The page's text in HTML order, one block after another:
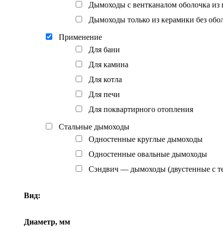
Дымоходы с вентканалом оболочка из
Дымоходы только из керамики без
Применение
Для бани
Для камина
Для котла
Для печи
Для поквартирного отопления
Стальные дымоходы
Одностенные круглые дымоходы
Одностенные овальные дымоходы
Сэндвич — дымоходы (двустенные с
Вид:
Диаметр, мм